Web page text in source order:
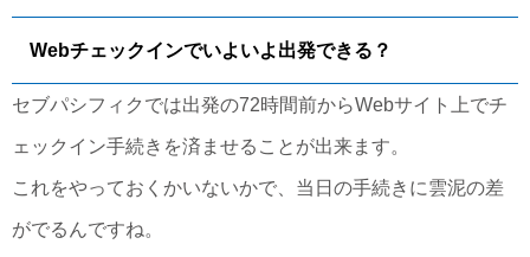
Webチェックインでいよいよ出発できる？
セブパシフィクでは出発の72時間前からWebサイト上でチ
ェックイン手続きを済ませることが出来ます。
これをやっておくかいないかで、当日の手続きに雲泥の差
がでるんですね。